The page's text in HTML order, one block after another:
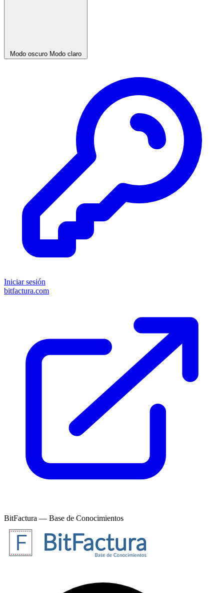
Modo oscuro Modo claro
Iniciar sesión
bitfactura.com
BitFactura — Base de Conocimientos